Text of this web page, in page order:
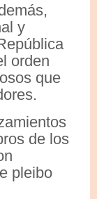
y
orden
que
de los
pleibo